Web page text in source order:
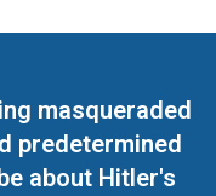
masqueraded
predetermined
about Hitler's